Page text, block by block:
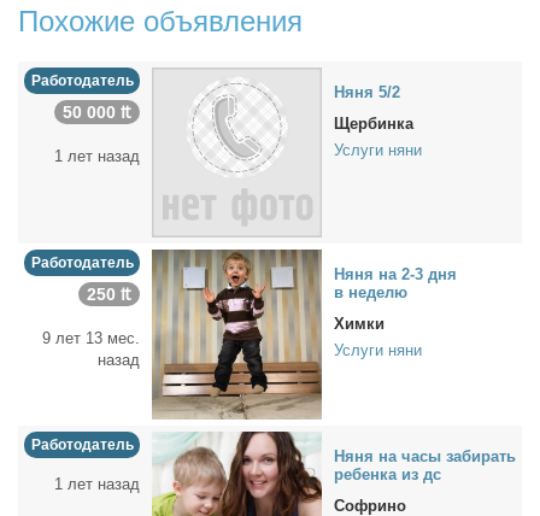
Похожие объявления
Работодатель
50 000 ₶
1 лет назад
Ня­ня 5/2
Щербинка
Услуги няни
Работодатель
250 ₶
9 лет 13 мес.
назад
Ня­ня на 2-3 дня
в неде­лю
Химки
Услуги няни
Работодатель
1 лет назад
Ня­ня на ча­сы за­би­рать
ре­бен­ка из дс
Софрино